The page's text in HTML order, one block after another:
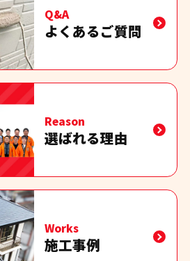
Q&A
よくあるご質問
Reason
選ばれる理由
Works
施工事例